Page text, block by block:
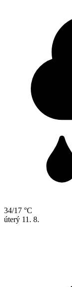
34/17 °C
úterý 11. 8.